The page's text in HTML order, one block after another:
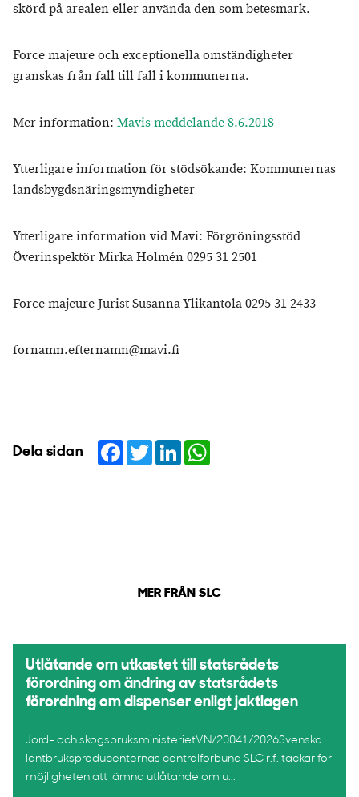
skörd på arealen eller använda den som betesmark.
Force majeure och exceptionella omständigheter
granskas från fall till fall i kommunerna.
Mer information: Mavis meddelande 8.6.2018
Ytterligare information för stödsökande: Kommunernas
landsbygdsnäringsmyndigheter
Ytterligare information vid Mavi: Förgröningsstöd
Överinspektör Mirka Holmén 0295 31 2501
Force majeure Jurist Susanna Ylikantola 0295 31 2433
fornamn.efternamn@mavi.fi
Dela sidan Facebook
TwitterLinkedIn
MER FRÅN SLC
Utlåtande om utkastet till statsrådets
förordning om ändring av statsrådets
förordning om dispenser enligt jaktlagen
Jord- och skogsbruksministerietVN/20041/2026Svenska
lantbruksproducenternas centralförbund SLC r.f. tackar för
möjligheten att lämna utlåtande om u...